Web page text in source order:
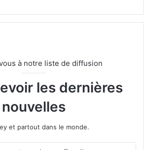
à notre liste de diffusion
les dernières
nouvelles
et partout dans le monde.